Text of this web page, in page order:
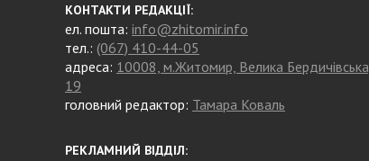
КОНТАКТИ РЕДАКЦІЇ:
ел. пошта: info@zhitomir.info
тел.: (067) 410-44-05
адреса: 10008, м.Житомир, Велика Бердичівська,
19
головний редактор: Тамара Коваль
РЕКЛАМНИЙ ВІДДІЛ: